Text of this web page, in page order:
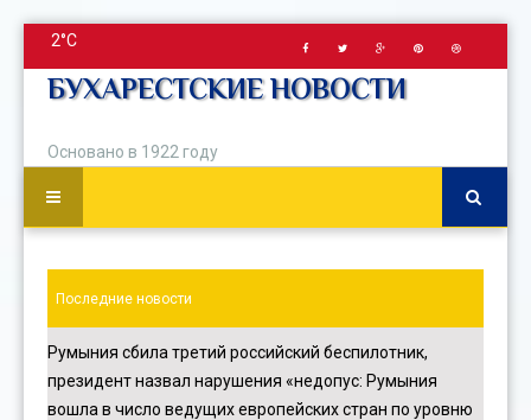
2°C
БУХАРЕСТСКИЕ НОВОСТИ
Основано в 1922 году
Последние новости
Румыния сбила третий российский беспилотник,
президент назвал нарушения «недопус: Румыния
вошла в число ведущих европейских стран по уровню